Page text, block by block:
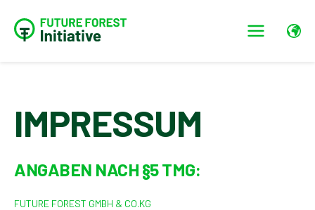
IMPRESSUM
ANGABEN NACH §5 TMG:
FUTURE FOREST GMBH & CO.KG